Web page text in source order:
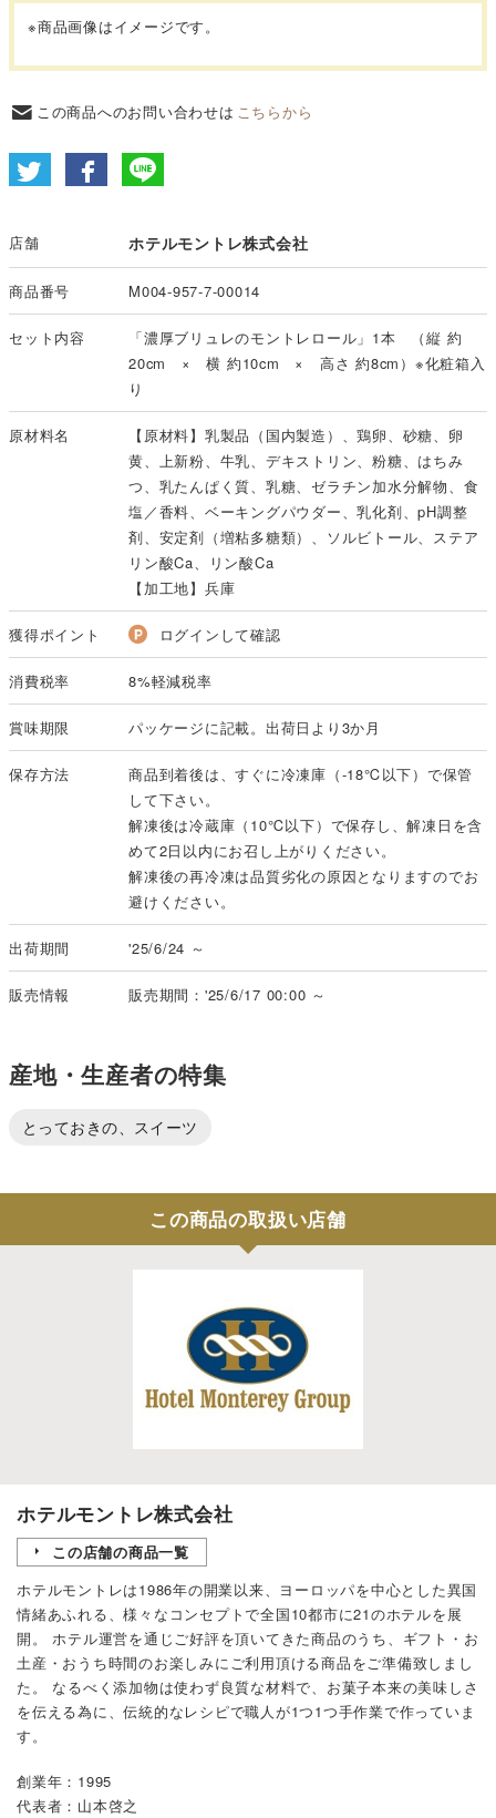
※商品画像はイメージです。
この商品へのお問い合わせは こちらから
店舗 ホテルモントレ株式会社
商品番号 M004-957-7-00014
セット内容
「濃厚ブリュレのモントレロール」1本 （縦 約
20cm × 横 約10cm × 高さ 約8cm）※化粧箱入
り
原材料名
【原材料】乳製品（国内製造）、鶏卵、砂糖、卵
黄、上新粉、牛乳、デキストリン、粉糖、はちみ
つ、乳たんぱく質、乳糖、ゼラチン加水分解物、食
塩／香料、ベーキングパウダー、乳化剤、pH調整
剤、安定剤（増粘多糖類）、ソルビトール、ステア
リン酸Ca、リン酸Ca
【加工地】兵庫
獲得ポイント ログインして確認
消費税率 8%軽減税率
賞味期限 パッケージに記載。出荷日より3か月
保存方法
商品到着後は、すぐに冷凍庫（-18℃以下）で保管
して下さい。
解凍後は冷蔵庫（10℃以下）で保存し、解凍日を含
めて2日以内にお召し上がりください。
解凍後の再冷凍は品質劣化の原因となりますのでお
避けください。
出荷期間 '25/6/24 ～
販売情報 販売期間：'25/6/17 00:00 ～
産地・生産者の特集
とっておきの、スイーツ
この商品の取扱い店舗
ホテルモントレ株式会社
この店舗の商品一覧
ホテルモントレは1986年の開業以来、ヨーロッパを中心とした異国
情緒あふれる、様々なコンセプトで全国10都市に21のホテルを展
開。 ホテル運営を通じご好評を頂いてきた商品のうち、ギフト・お
土産・おうち時間のお楽しみにご利用頂ける商品をご準備致しまし
た。 なるべく添加物は使わず良質な材料で、お菓子本来の美味しさ
を伝える為に、伝統的なレシピで職人が1つ1つ手作業で作っていま
す。
創業年：1995
代表者：山本啓之